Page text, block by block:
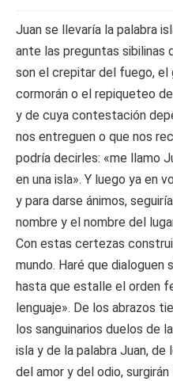
Juan se llevaría la palabra
ante las preguntas sibilinas
son el crepitar del fuego, el
cormorán o el repiqueteo
y de cuya contestación
nos entreguen o que nos
podría decirles: «me llamo
en una isla». Y luego ya en
y para darse ánimos,
nombre y el nombre del
Con estas certezas
mundo. Haré que dialoguen
hasta que estalle el orden
lenguaje». De los abrazos
los sanguinarios duelos de
isla y de la palabra Juan, de
del amor y del odio, surgirán